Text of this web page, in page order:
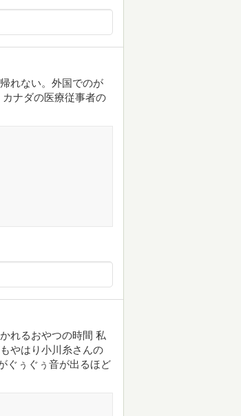
れない。外国でのが
ナダの医療従事者の
れるおやつの時間 私
やはり小川糸さんの
ぐぅぐぅ音が出るほど